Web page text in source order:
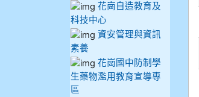
花崗自造教育及
科技中心
資安管理與資訊
素養
花崗國中防制學
生藥物濫用教育宣導專
區